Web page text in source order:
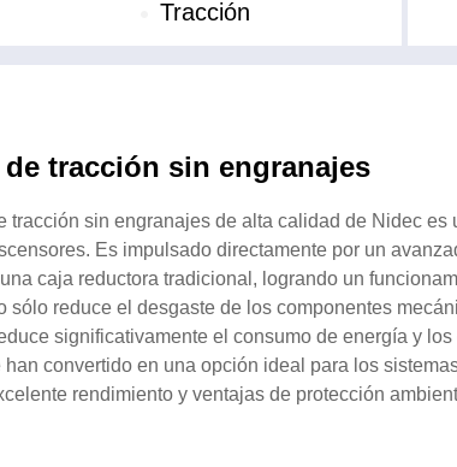
Tracción
tracción sin engranajes
tracción sin engranajes de alta calidad de Nidec
Es impulsado directamente por un
caja reductora tradicional, logrando un
sólo reduce el desgaste de los componentes
significativamente el consumo de energía y
convertido en una opción ideal para los
rendimiento y ventajas de protección